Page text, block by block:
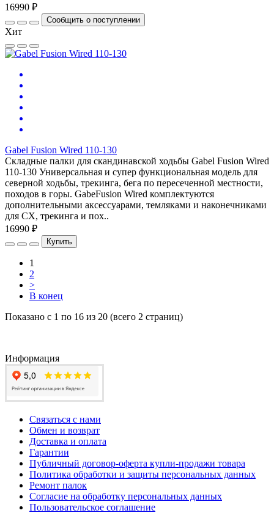
16990 ₽
Сообщить о поступлении
Хит
Gabel Fusion Wired 110-130
Складные палки для скандинавской ходьбы Gabel Fusion Wired
110-130 Универсальная и супер функциональная модель для
северной ходьбы, трекинга, бега по пересеченной местности,
походов в горы. GabeFusion Wired комплектуются
дополнительными аксессуарами, темляками и наконечниками
для СХ, трекинга и пох..
16990 ₽
Купить
1
2
>
В конец
Показано с 1 по 16 из 20 (всего 2 страниц)
Информация
Связаться с нами
Обмен и возврат
Доставка и оплата
Гарантии
Публичный договор-оферта купли-продажи товара
Политика обработки и защиты персональных данных
Ремонт палок
Согласие на обработку персональных данных
Пользовательское соглашение